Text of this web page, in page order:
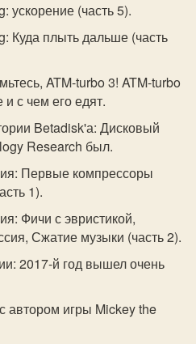
ускорение (часть 5).
Куда плыть дальше (часть
ATM-turbo 3! ATM-turbo
и с чем его едят.
Betadisk'а: Дисковый
Research был.
Первые компрессоры
1).
Фичи с эвристикой,
Сжатие музыки (часть 2).
2017-й год вышел очень
автором игры Mickey the